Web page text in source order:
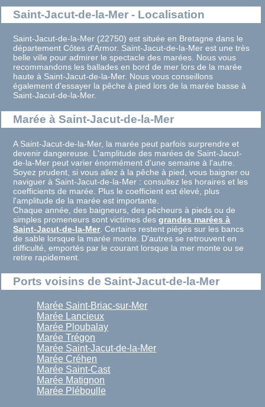
Saint-Jacut-de-la-Mer - Localisation
Saint-Jacut-de-la-Mer (22750) est située en Bretagne dans le
département Côtes d'Armor. Saint-Jacut-de-la-Mer est une très
belle ville pour admirer le spectacle des marées. Nous vous
recommandons les ballades en bord de mer lors de la marée
haute à Saint-Jacut-de-la-Mer. Nous vous conseillons
également d'essayer la pêche à pied lors de la marée basse à
Saint-Jacut-de-la-Mer.
Marée à Saint-Jacut-de-la-Mer
A Saint-Jacut-de-la-Mer, la marée peut parfois surprendre et
devenir dangereuse. L'amplitude des marées de Saint-Jacut-
de-la-Mer peut varier énormément d'une semaine à l'autre.
Soyez prudent, si vous allez à la pêche à pied, vous baigner ou
naviguer à Saint-Jacut-de-la-Mer : consultez les horaires et les
coefficients de marée. Plus le coefficient est élevé, plus
l'amplitude de la marée est importante.
Chaque année, des baigneurs, des pêcheurs à pieds ou de
simples promeneurs sont victimes desgrandes marées à
Saint-Jacut-de-la-Mer. Certains restent piégés sur les bancs
de sable lorsque la marée monte. D'autres se retrouvent en
difficulté, emportés par le courant lorsque la mer monte ou se
retire rapidement.
Ports voisins de Saint-Jacut-de-la-Mer
Marée Saint-Briac-sur-Mer
Marée Lancieux
Marée Ploubalay
Marée Trégon
Marée Saint-Jacut-de-la-Mer
Marée Créhen
Marée Saint-Cast
Marée Matignon
Marée Pléboulle